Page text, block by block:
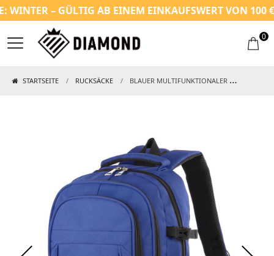
– GÜLTIG AB EINEM EINKAUFSWERT VON 100 €
0
STARTSEITE RUCKSÄCKE BLAUER MULTIFUNKTIONALER RUCKSACK FÜR FLUGZEUG